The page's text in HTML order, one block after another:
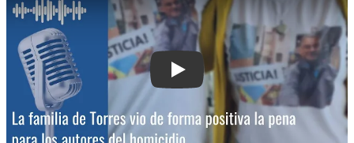
Play: La familia de Torres vio de